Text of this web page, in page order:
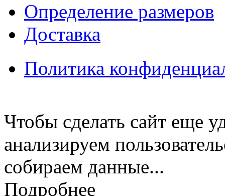
Определение размеров
Доставка
Политика
Чтобы сделать сайт еще
анализируем
собираем данные...
Подробнее